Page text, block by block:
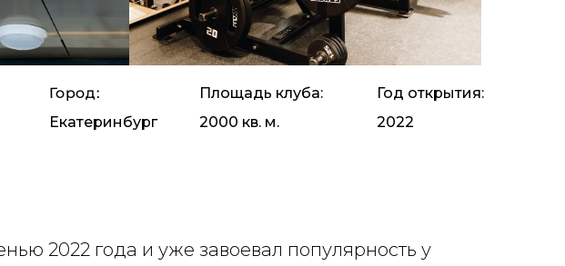
Город:
Екатеринбург
Площадь клуба:
2000 кв. м.
Год открытия:
2022
2022 года и уже завоевал популярность у